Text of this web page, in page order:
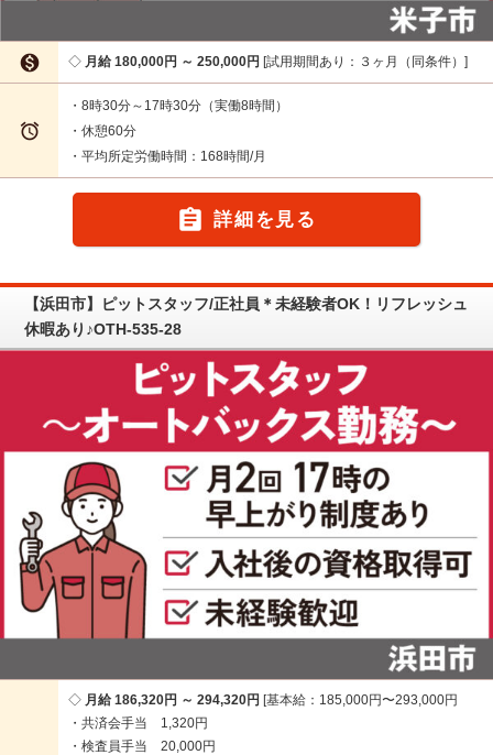
 月給 180,000円 ～ 250,000円 試用期間あり：３ヶ月（同条件）

・8時30分～17時30分（実働8時間）
・休憩60分
・平均所定労働時間：168時間/月
 詳細を見る
【浜田市】ピットスタッフ/正社員＊未経験者OK！リフレッシュ
休暇あり♪OTH-535-28
月給 186,320円 ～ 294,320円 基本給：185,000円〜293,000円
・共済会手当 1,320円
・検査員手当 20,000円